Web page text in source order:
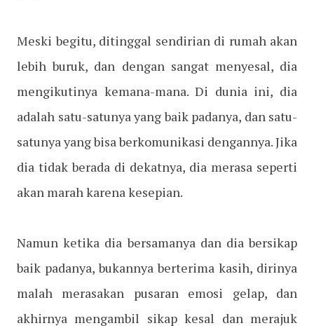
Meski begitu, ditinggal sendirian di rumah akan
lebih buruk, dan dengan sangat menyesal, dia
mengikutinya kemana-mana. Di dunia ini, dia
adalah satu-satunya yang baik padanya, dan satu-
satunya yang bisa berkomunikasi dengannya. Jika
dia tidak berada di dekatnya, dia merasa seperti
akan marah karena kesepian.
Namun ketika dia bersamanya dan dia bersikap
baik padanya, bukannya berterima kasih, dirinya
malah merasakan pusaran emosi gelap, dan
akhirnya mengambil sikap kesal dan merajuk